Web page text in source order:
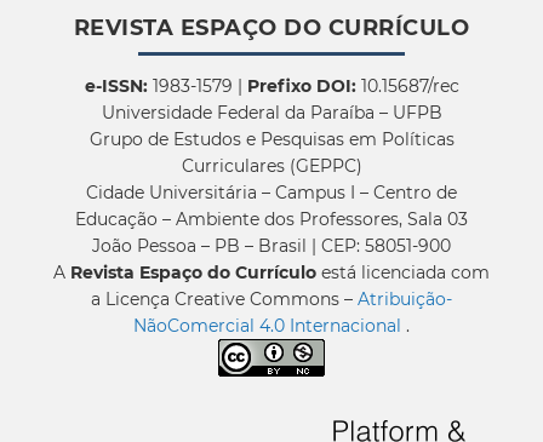
REVISTA ESPAÇO DO CURRÍCULO
e-ISSN:1983-1579 | Prefixo DOI:10.15687/rec
Universidade Federal da Paraíba – UFPB
Grupo de Estudos e Pesquisas em Políticas
Curriculares (GEPPC)
Cidade Universitária – Campus I – Centro de
Educação – Ambiente dos Professores, Sala 03
João Pessoa – PB – Brasil | CEP: 58051-900
A Revista Espaço do Currículo está licenciada com
a Licença Creative Commons – Atribuição-
NãoComercial 4.0 Internacional .